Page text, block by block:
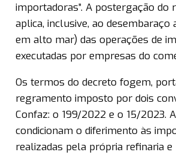
importadoras”. A postergação do
aplica, inclusive, ao desembaraço
em alto mar) das operações de
executadas por empresas do
Os termos do decreto fogem,
regramento imposto por dois
Confaz: o 199/2022 e o 15/2023.
condicionam o diferimento às
realizadas pela própria refinaria e